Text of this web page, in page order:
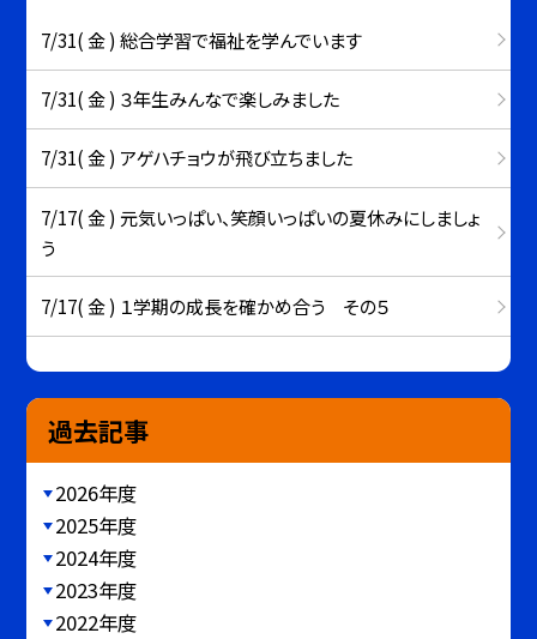
7/31( 金 ) 総合学習で福祉を学んでいます
7/31( 金 ) ３年生みんなで楽しみました
7/31( 金 ) アゲハチョウが飛び立ちました
7/17( 金 ) 元気いっぱい、笑顔いっぱいの夏休みにしましょ
う
7/17( 金 ) １学期の成長を確かめ合う その５
過去記事
2026年度
2025年度
2024年度
2023年度
2022年度